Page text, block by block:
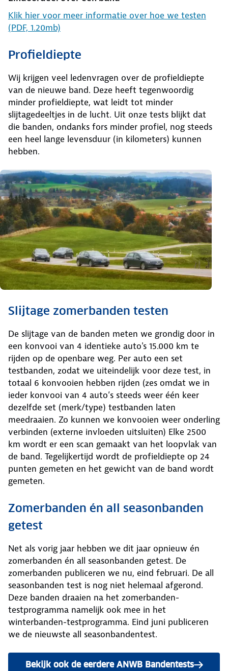
Klik hier voor meer informatie over hoe we testen
(PDF, 1.20mb)
Profieldiepte
Wij krijgen veel ledenvragen over de profieldiepte
van de nieuwe band. Deze heeft tegenwoordig
minder profieldiepte, wat leidt tot minder
slijtagedeeltjes in de lucht. Uit onze tests blijkt dat
die banden, ondanks fors minder profiel, nog steeds
een heel lange levensduur (in kilometers) kunnen
hebben.
Slijtage zomerbanden testen
De slijtage van de banden meten we grondig door in
een konvooi van 4 identieke auto's 15.000 km te
rijden op de openbare weg. Per auto een set
testbanden, zodat we uiteindelijk voor deze test, in
totaal 6 konvooien hebben rijden (zes omdat we in
ieder konvooi van 4 auto’s steeds weer één keer
dezelfde set (merk/type) testbanden laten
meedraaien. Zo kunnen we konvooien weer onderling
verbinden (externe invloeden uitsluiten) Elke 2500
km wordt er een scan gemaakt van het loopvlak van
de band. Tegelijkertijd wordt de profieldiepte op 24
punten gemeten en het gewicht van de band wordt
gemeten.
Zomerbanden én all seasonbanden
getest
Net als vorig jaar hebben we dit jaar opnieuw én
zomerbanden én all seasonbanden getest. De
zomerbanden publiceren we nu, eind februari. De all
seasonbanden test is nog niet helemaal afgerond.
Deze banden draaien na het zomerbanden-
testprogramma namelijk ook mee in het
winterbanden-testprogramma. Eind juni publiceren
we de nieuwste all seasonbandentest.
Bekijk ook de eerdere ANWB Bandentests